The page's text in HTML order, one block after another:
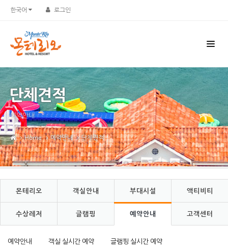
한국어 로그인
단체견적
예약안내
Home 예약안내 단체견적
몬테리오 객실안내 부대시설 액티비티
수상레저 글램핑 예약안내 고객센터
예약안내 객실 실시간 예약 글램핑 실시간 예약
Sketchbook5, 스케치북5